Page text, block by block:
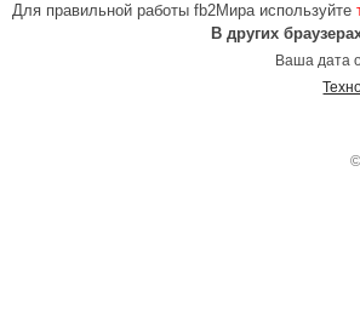
Для правильной работы fb2Мира используйте
В других
Ваша дата